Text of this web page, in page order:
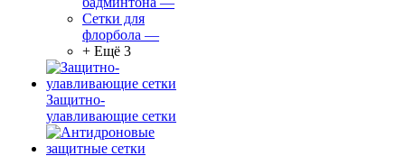
Сетки для
флорбола —
+ Ещё 3
Защитно-
улавливающие сетки